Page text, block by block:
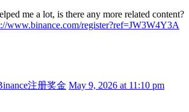
me a lot, is there any more related content?
www.binance.com/register?ref=JW3W4Y3A
注册奖金 May 9, 2026 at 11:10 pm